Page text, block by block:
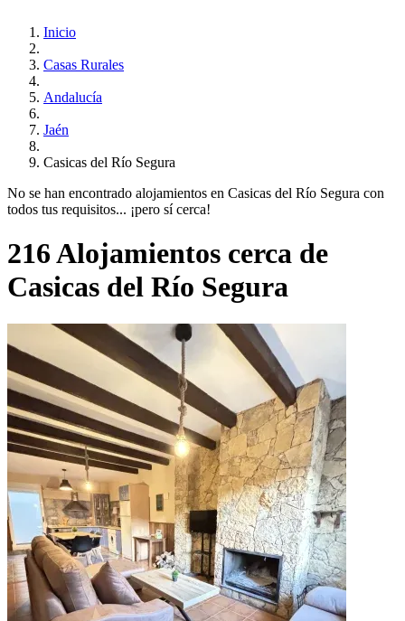
Inicio
Casas Rurales
Andalucía
Jaén
Casicas del Río Segura
No se han encontrado alojamientos en Casicas del Río Segura con
todos tus requisitos... ¡pero sí cerca!
216 Alojamientos cerca de
Casicas del Río Segura